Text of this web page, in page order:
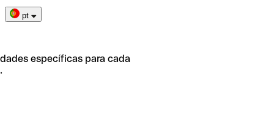
pt
específicas para cada